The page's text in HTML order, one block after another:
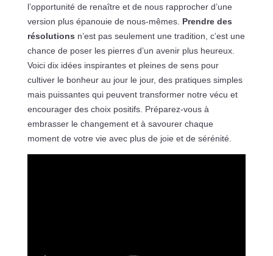
l’opportunité de renaître et de nous rapprocher d’une
version plus épanouie de nous-mêmes. Prendre des
résolutions n’est pas seulement une tradition, c’est une
chance de poser les pierres d’un avenir plus heureux.
Voici dix idées inspirantes et pleines de sens pour
cultiver le bonheur au jour le jour, des pratiques simples
mais puissantes qui peuvent transformer notre vécu et
encourager des choix positifs. Préparez-vous à
embrasser le changement et à savourer chaque
moment de votre vie avec plus de joie et de sérénité.